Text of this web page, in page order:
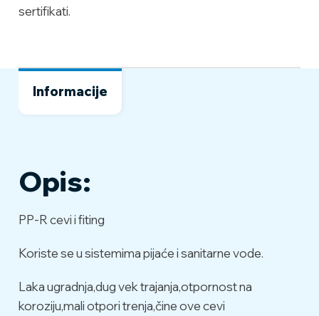
sertifikati.
Informacije
Opis:
PP-R cevi i fiting
Koriste se u sistemima pijaće i sanitarne vode.
Laka ugradnja,dug vek trajanja,otpornost na
koroziju,mali otpori trenja,čine ove cevi